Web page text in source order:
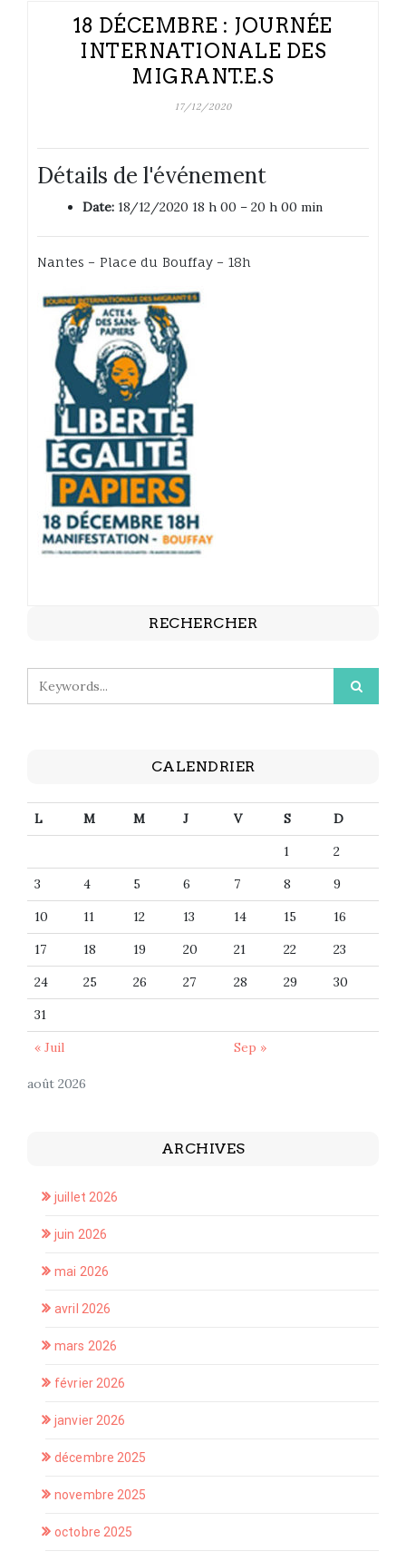
18 DÉCEMBRE : JOURNÉE
INTERNATIONALE DES
MIGRANT.E.S
17/12/2020
Détails de l'événement
Date: 18/12/2020 18 h 00 – 20 h 00 min
Nantes – Place du Bouffay – 18h
RECHERCHER
CALENDRIER
août 2026
L M M J V S
D
1
2
3
4 5 6 7 8
9
10
11 12 13 14 15
16
17
18 19 20 21 22
23
24
25 26 27 28 29
30
31
« Juil
Sep »
ARCHIVES
juillet 2026
juin 2026
mai 2026
avril 2026
mars 2026
février 2026
janvier 2026
décembre 2025
novembre 2025
octobre 2025